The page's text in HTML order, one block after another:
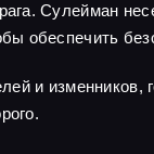
Сулейман
обеспечить
и